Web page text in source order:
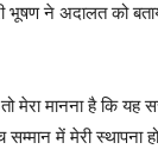
भूषण ने अदालत को
मेरा मानना ​​है कि यह
में मेरी